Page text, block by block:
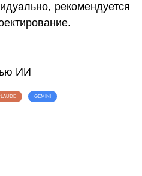
рекомендуется
ИИ
GEMINI